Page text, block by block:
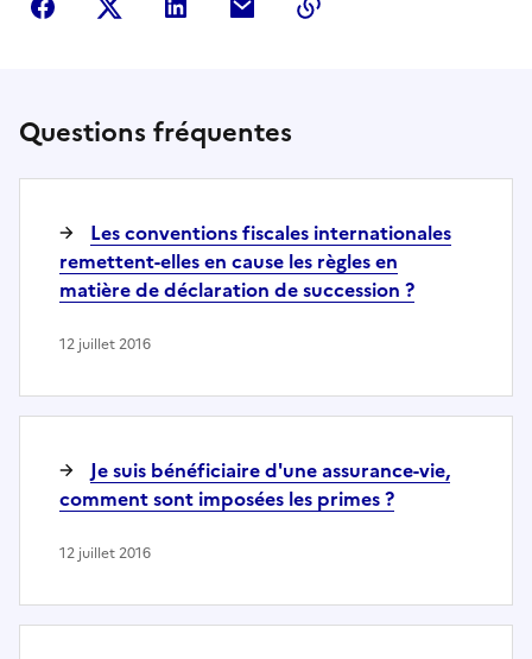
Partager sur Facebook
Partager sur Twitter
Partager sur LinkedIn
Partager par courriel
Questions fréquentes
Les conventions fiscales internationales
remettent-elles en cause les règles en
matière de déclaration de succession ?
12 juillet 2016
Je suis bénéficiaire d'une assurance-vie,
comment sont imposées les primes ?
12 juillet 2016